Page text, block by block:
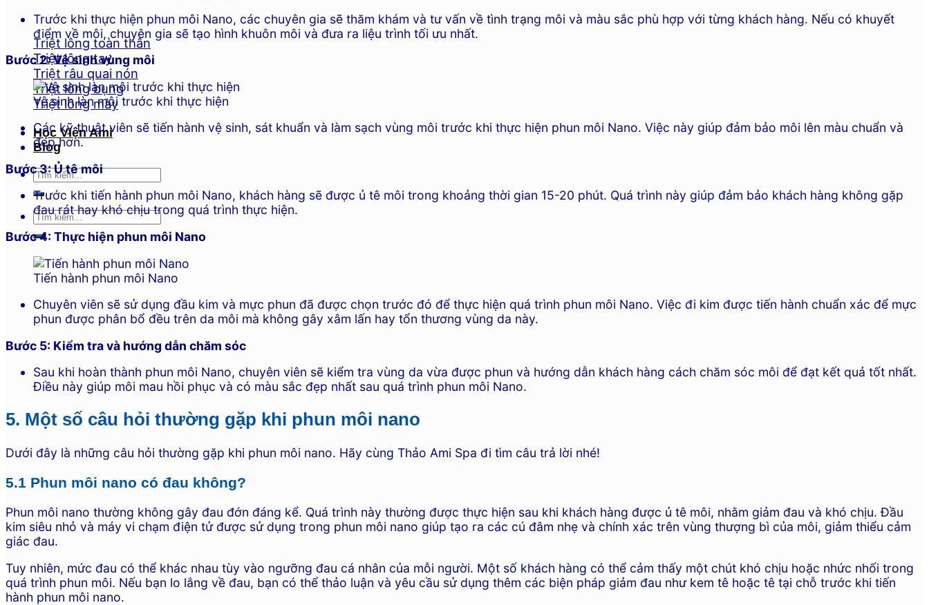
Triệt lông toàn thân
Triệt lông tay
Triệt râu quai nón
Triệt lông bụng
Triệt lông mày
Học Viện Ami
Blog
Trước khi thực hiện phun môi Nano, các chuyên gia sẽ thăm khám và tư vấn về tình trạng môi và màu sắc phù hợp với từng khách hàng. Nếu có khuyết
điểm về môi, chuyên gia sẽ tạo hình khuôn môi và đưa ra liệu trình tối ưu nhất.
Bước 2: Vệ sinh vùng môi
Vệ sinh làn môi trước khi thực hiện
Các kỹ thuật viên sẽ tiến hành vệ sinh, sát khuẩn và làm sạch vùng môi trước khi thực hiện phun môi Nano. Việc này giúp đảm bảo môi lên màu chuẩn và
đẹp hơn.
Bước 3: Ủ tê môi
Trước khi tiến hành phun môi Nano, khách hàng sẽ được ủ tê môi trong khoảng thời gian 15-20 phút. Quá trình này giúp đảm bảo khách hàng không gặp
đau rát hay khó chịu trong quá trình thực hiện.
Bước 4: Thực hiện phun môi Nano
Tiến hành phun môi Nano
Chuyên viên sẽ sử dụng đầu kim và mực phun đã được chọn trước đó để thực hiện quá trình phun môi Nano. Việc đi kim được tiến hành chuẩn xác để mực
phun được phân bổ đều trên da môi mà không gây xâm lấn hay tổn thương vùng da này.
Bước 5: Kiểm tra và hướng dẫn chăm sóc
Sau khi hoàn thành phun môi Nano, chuyên viên sẽ kiểm tra vùng da vừa được phun và hướng dẫn khách hàng cách chăm sóc môi để đạt kết quả tốt nhất.
Điều này giúp môi mau hồi phục và có màu sắc đẹp nhất sau quá trình phun môi Nano.
5. Một số câu hỏi thường gặp khi phun môi nano
Dưới đây là những câu hỏi thường gặp khi phun môi nano. Hãy cùng Thảo Ami Spa đi tìm câu trả lời nhé!
5.1 Phun môi nano có đau không?
Phun môi nano thường không gây đau đớn đáng kể. Quá trình này thường được thực hiện sau khi khách hàng được ủ tê môi, nhằm giảm đau và khó chịu. Đầu
kim siêu nhỏ và máy vi chạm điện tử được sử dụng trong phun môi nano giúp tạo ra các cú đâm nhẹ và chính xác trên vùng thượng bì của môi, giảm thiểu cảm
giác đau.
Tuy nhiên, mức đau có thể khác nhau tùy vào ngưỡng đau cá nhân của mỗi người. Một số khách hàng có thể cảm thấy một chút khó chịu hoặc nhức nhối trong
quá trình phun môi. Nếu bạn lo lắng về đau, bạn có thể thảo luận và yêu cầu sử dụng thêm các biện pháp giảm đau như kem tê hoặc tê tại chỗ trước khi tiến
hành phun môi nano.